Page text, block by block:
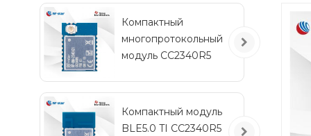
Компактный
многопротокольный
модуль CC2340R5
Компактный модуль
BLE5.0 TI CC2340R5